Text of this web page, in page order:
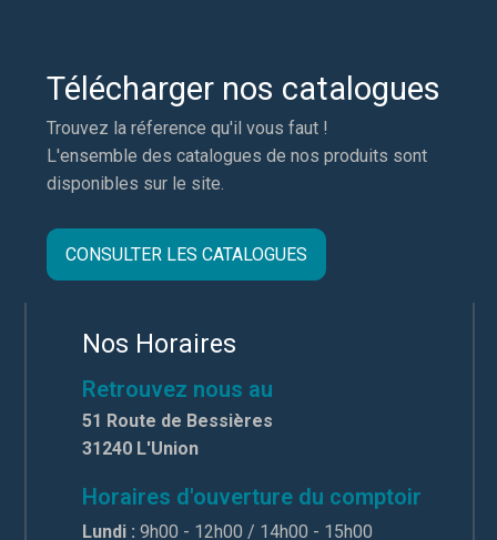
Télécharger nos catalogues
Trouvez la réference qu'il vous faut !
L'ensemble des catalogues de nos produits sont
disponibles sur le site.
CONSULTER LES CATALOGUES
Nos Horaires
Retrouvez nous au
51 Route de Bessières
31240 L'Union
Horaires d'ouverture du comptoir
Lundi : 9h00 - 12h00 / 14h00 - 15h00